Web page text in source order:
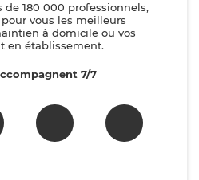
de 180 000 professionnels,
vous les meilleurs
à domicile ou vos
en établissement.
7/7